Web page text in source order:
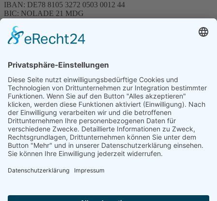
IBAN: DE78 8105 3272 0503 0012 44
BIC: NOLADE 21 MDG
Spenden können steuerlich abgesetzt werden
Förderung
© 1987 – 2025
Storchenhof Loburg e.V.
Alle Rechte vorbehalten.
Cookie-Einstellungen
Navigation überspringen
Impressum
Haftungsausschluss